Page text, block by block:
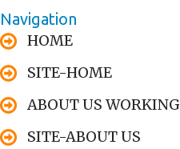
Navigation
HOME
SITE-HOME
ABOUT US WORKING
SITE-ABOUT US